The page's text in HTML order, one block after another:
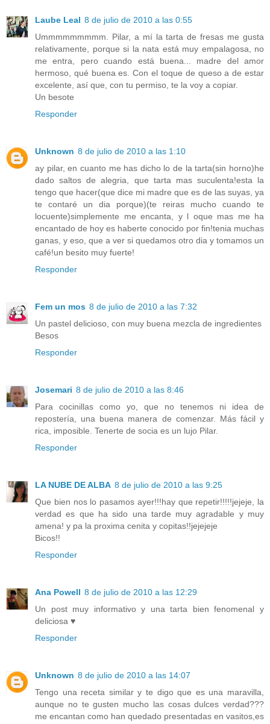
Laube Leal 8 de julio de 2010 a las 0:55
Ummmmmmmmm. Pilar, a mí la tarta de fresas me gusta
relativamente, porque si la nata está muy empalagosa, no
me entra, pero cuando está buena... madre del amor
hermoso, qué buena es. Con el toque de queso a de estar
excelente, así que, con tu permiso, te la voy a copiar.
Un besote
Responder
Unknown 8 de julio de 2010 a las 1:10
ay pilar, en cuanto me has dicho lo de la tarta(sin horno)he
dado saltos de alegria, que tarta mas suculenta!esta la
tengo que hacer(que dice mi madre que es de las suyas, ya
te contaré un dia porque)(te reiras mucho cuando te
locuente)simplemente me encanta, y l oque mas me ha
encantado de hoy es haberte conocido por fin!tenia muchas
ganas, y eso, que a ver si quedamos otro dia y tomamos un
café!un besito muy fuerte!
Responder
Fem un mos 8 de julio de 2010 a las 7:32
Un pastel delicioso, con muy buena mezcla de ingredientes
Besos
Responder
Josemari 8 de julio de 2010 a las 8:46
Para cocinillas como yo, que no tenemos ni idea de
repostería, una buena manera de comenzar. Más fácil y
rica, imposible. Tenerte de socia es un lujo Pilar.
Responder
LA NUBE DE ALBA 8 de julio de 2010 a las 9:25
Que bien nos lo pasamos ayer!!!hay que repetir!!!!!jejeje, la
verdad es que ha sido una tarde muy agradable y muy
amena! y pa la proxima cenita y copitas!!jejejeje
Bicos!!
Responder
Ana Powell 8 de julio de 2010 a las 12:29
Un post muy informativo y una tarta bien fenomenal y
deliciosa ♥
Responder
Unknown 8 de julio de 2010 a las 14:07
Tengo una receta similar y te digo que es una maravilla,
aunque no te gusten mucho las cosas dulces verdad???
me encantan como han quedado presentadas en vasitos,es